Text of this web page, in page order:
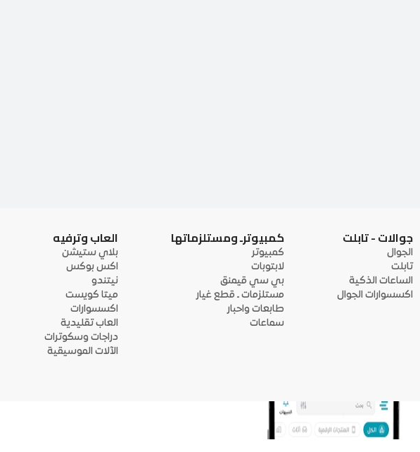
جوالات - تابلت
الجوال
تابلت
الساعات الذكية
اكسسوارات الجوال
كمبيوترـ ومستلزماتها
كمبيوتر
لابتوبات
بي سي قيمنق
مستلزمات ـ قطع غيار
طابعات واحبار
سماعات
العاب وترفيه
بلاي ستيشن
اكس بوكس
نيتندو
ميتا كويست
اكسسوارات
العاب تقليدية
دراجات وسكوترات
الآلات الموسيقية